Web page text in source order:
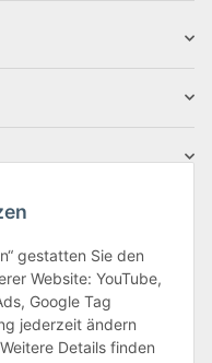
gestatten Sie den
Website: YouTube,
Google Tag
jederzeit ändern
Details finden